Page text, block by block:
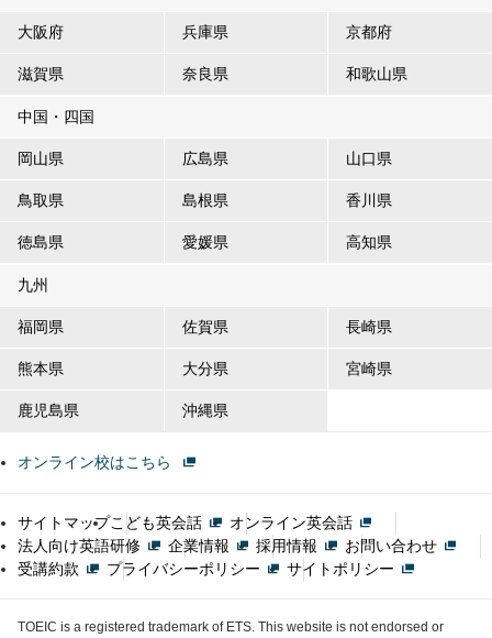
大阪府 兵庫県 京都府
滋賀県 奈良県 和歌山県
中国・四国
岡山県 広島県 山口県
鳥取県 島根県 香川県
徳島県 愛媛県 高知県
九州
福岡県 佐賀県 長崎県
熊本県 大分県 宮崎県
鹿児島県 沖縄県
オンライン校はこちら
サイトマップこども英会話
オンライン英会話
法人向け英語研修
企業情報 採用情報
お問い合わせ
受講約款
プライバシーポリシー サイトポリシー
TOEIC is a registered trademark of ETS. This website is not endorsed or